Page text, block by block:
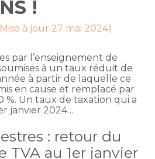
!
à jour 27 mai 2024)
par l’enseignement de
à un taux réduit de
à partir de laquelle ce
en cause et remplacé par
%. Un taux de taxation qui a
janvier 2024…
: retour du
TVA au 1er janvier